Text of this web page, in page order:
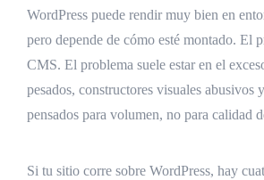
WordPress puede rendir muy bien en
pero depende de cómo esté montado. El
CMS. El problema suele estar en el
pesados, constructores visuales abusivos
pensados para volumen, no para calidad
Si tu sitio corre sobre WordPress, hay